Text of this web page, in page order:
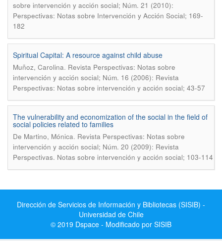
sobre intervención y acción social; Núm. 21 (2010):
Perspectivas: Notas sobre Intervención y Acción Social; 169-
182
Spiritual Capital: A resource against child abuse
Muñoz, Carolina. Revista Perspectivas: Notas sobre
intervención y acción social; Núm. 16 (2006): Revista
Perspectivas: Notas sobre intervención y acción social; 43-57
The vulnerability and economization of the social in the field of
social policies related to families
De Martino, Mónica. Revista Perspectivas: Notas sobre
intervención y acción social; Núm. 20 (2009): Revista
Perspectivas. Notas sobre intervención y acción social; 103-114
Dirección de Servicios de Información y Bibliotecas (SISIB) -
Universidad de Chile
© 2019 Dspace - Modificado por SISIB